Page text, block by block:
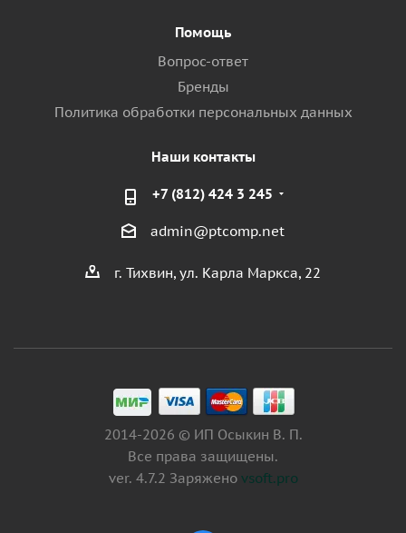
Помощь
Вопрос-ответ
Бренды
Политика обработки персональных данных
Наши контакты
+7 (812) 424 3 245
admin@ptcomp.net
г. Тихвин, ул. Карла Маркса, 22
2014-2026 © ИП Осыкин В. П.
Все права защищены.
ver. 4.7.2 Заряжено vsoft.pro